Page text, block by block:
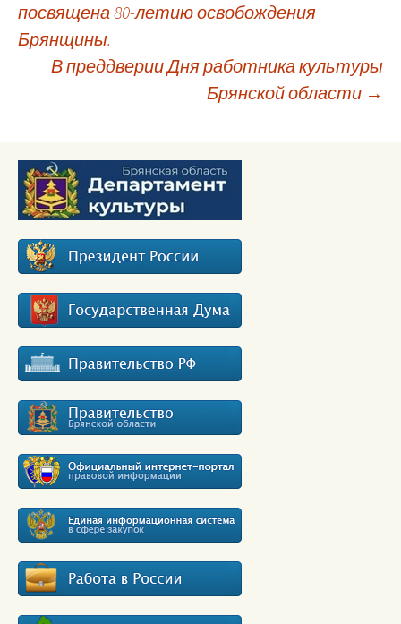
по
записям
посвящена 80-летию освобождения
Брянщины.
В преддверии Дня работника культуры
Брянской области →